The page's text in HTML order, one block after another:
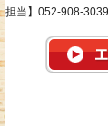
担当】052-908-